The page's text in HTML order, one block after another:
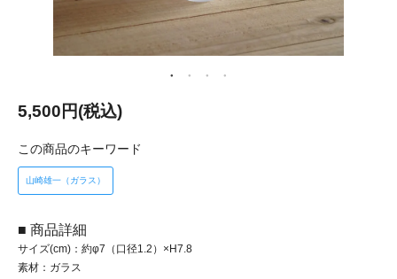
5,500円(税込)
この商品のキーワード
山崎雄一（ガラス）
■ 商品詳細
サイズ(cm)：約φ7（口径1.2）×H7.8
素材：ガラス